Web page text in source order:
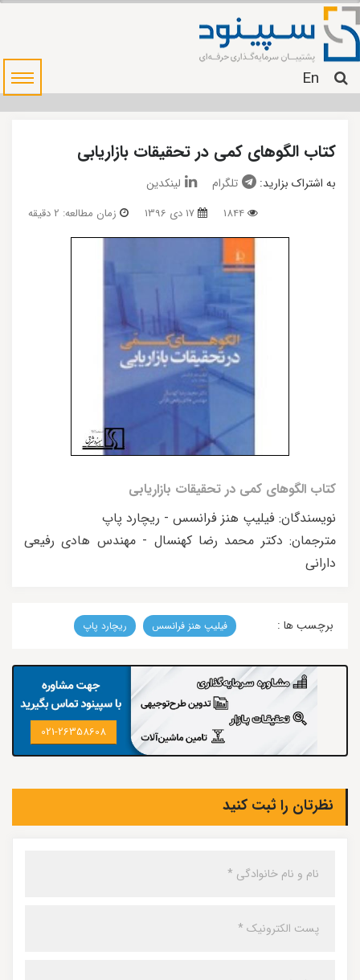
En
کتاب الگوهای کمی در تحقیقات بازاریابی
به اشتراک بزارید: تلگرام لینکدین
زمان مطالعه: 2 دقیقه
کتاب الگوهای کمی در تحقیقات بازاریابی
نویسندگان: فیلیپ هنز فرانسس - ریچارد پاپ
مترجمان: دکتر محمد رضا کهنسال - مهندس هادی رفیعی
دارانی
برچسب ها : فیلیپ هنز فرانسس ریچارد پاپ
021-26358608
نظرتان را ثبت کنید